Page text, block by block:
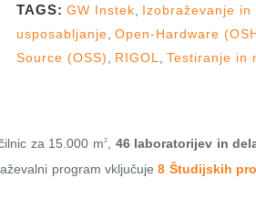
za 15.000 m2 46 laboratorijev in
program vključuje8 Študijskih
TAGS: GW Instek, Izobraževanje in
usposabljanje, Open-Hardware
Source (OSS), RIGOL, Testiranje in